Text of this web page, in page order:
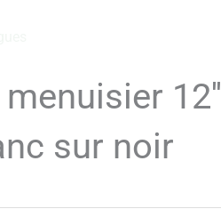
12''
sur noir